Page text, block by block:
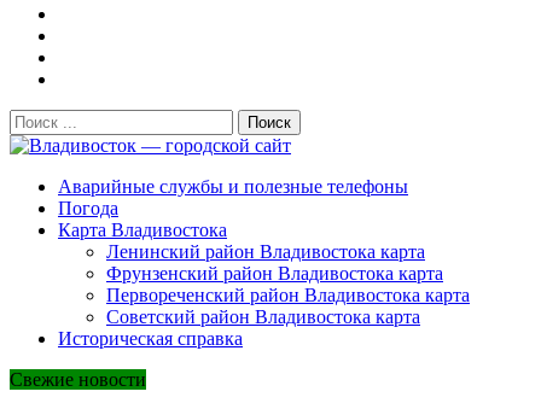
Поиск:
Владивосток — городской сайт
Аварийные службы и полезные телефоны
Погода
Карта Владивостока
Ленинский район Владивостока карта
Фрунзенский район Владивостока карта
Первореченский район Владивостока карта
Советский район Владивостока карта
Историческая справка
Свежие новости